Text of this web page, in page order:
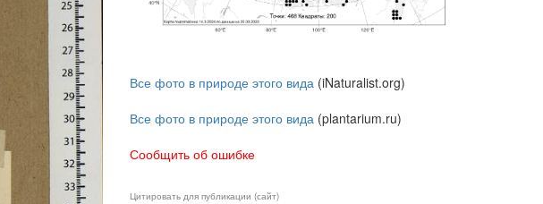
Все фото в природе этого вида (iNaturalist.org)
Все фото в природе этого вида (plantarium.ru)
Сообщить об ошибке
Цитировать для публикации (сайт)